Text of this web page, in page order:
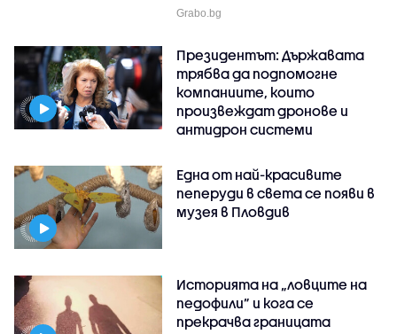
Grabo.bg
Президентът: Държавата
трябва да подпомогне
компаниите, които
произвеждат дронове и
антидрон системи
Една от най-красивите
пеперуди в света се появи в
музея в Пловдив
Историята на „ловците на
педофили” и кога се
прекрачва границата